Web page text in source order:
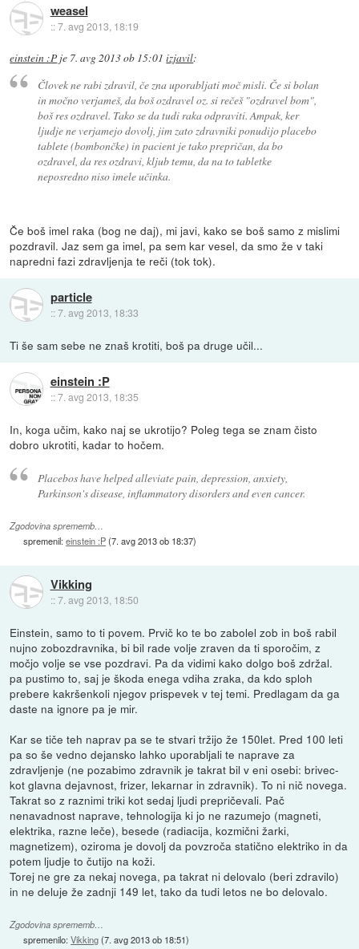
weasel
::7. avg 2013, 18:19
einstein :P je 7. avg 2013 ob 15:01 izjavil:
Človek ne rabi zdravil, če zna uporabljati moč misli. Če si bolan
in močno verjameš, da boš ozdravel oz. si rečeš "ozdravel bom",
boš res ozdravel. Tako se da tudi raka odpraviti. Ampak, ker
ljudje ne verjamejo dovolj, jim zato zdravniki ponudijo placebo
tablete (bombončke) in pacient je tako prepričan, da bo
ozdravel, da res ozdravi, kljub temu, da na to tabletke
neposredno niso imele učinka.
Če boš imel raka (bog ne daj), mi javi, kako se boš samo z mislimi
pozdravil. Jaz sem ga imel, pa sem kar vesel, da smo že v taki
napredni fazi zdravljenja te reči (tok tok).
particle
::7. avg 2013, 18:33
Ti še sam sebe ne znaš krotiti, boš pa druge učil...
einstein :P
::7. avg 2013, 18:35
In, koga učim, kako naj se ukrotijo? Poleg tega se znam čisto
dobro ukrotiti, kadar to hočem.
Placebos have helped alleviate pain, depression, anxiety,
Parkinson's disease, inflammatory disorders and even cancer.
Zgodovina sprememb…
spremenil:einstein :P(7. avg 2013 ob 18:37)
Vikking
::7. avg 2013, 18:50
Einstein, samo to ti povem. Prvič ko te bo zabolel zob in boš rabil
nujno zobozdravnika, bi bil rade volje zraven da ti sporočim, z
močjo volje se vse pozdravi. Pa da vidimi kako dolgo boš zdržal.
pa pustimo to, saj je škoda enega vdiha zraka, da kdo sploh
prebere kakršenkoli njegov prispevek v tej temi. Predlagam da ga
daste na ignore pa je mir.
Kar se tiče teh naprav pa se te stvari tržijo že 150let. Pred 100 leti
pa so še vedno dejansko lahko uporabljali te naprave za
zdravljenje (ne pozabimo zdravnik je takrat bil v eni osebi: brivec-
kot glavna dejavnost, frizer, lekarnar in zdravnik). To ni nič novega.
Takrat so z raznimi triki kot sedaj ljudi prepričevali. Pač
nenavadnost naprave, tehnologija ki jo ne razumejo (magneti,
elektrika, razne leče), besede (radiacija, kozmični žarki,
magnetizem), oziroma je dovolj da povzroča statično elektriko in da
potem ljudje to čutijo na koži.
Torej ne gre za nekaj novega, pa takrat ni delovalo (beri zdravilo)
in ne deluje že zadnji 149 let, tako da tudi letos ne bo delovalo.
Zgodovina sprememb…
spremenilo:Vikking(7. avg 2013 ob 18:51)